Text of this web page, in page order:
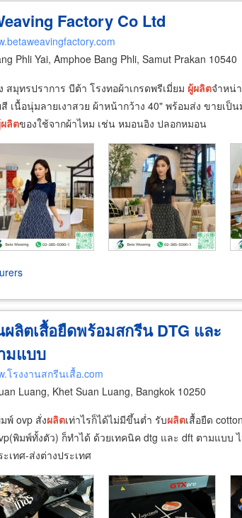
Factory Co Ltd
Phli Yai, Amphoe Bang Phli, Samut Prakan 10540
สมุทรปราการ บีต้า โรงทอผ้าเกรดพรีเมี่ยม ผู้ผลิตจำหน่
เนื้อนุ่มลายเงาสวย ผ้าหน้ากว้าง 40" พร้อมส่ง ขายเป็
ผลิตของใช้จากผ้าไหม เช่น หมอนอิง ปลอกหมอน
ผลิตเสื้อยืดพร้อมสกรีน DTG และ
มแบบ
โรงงานสกรีนเสื้อ.com
Luang, Khet Suan Luang, Bangkok 10250
พ์ ovp สั่งผลิตเท่าไรก็ได้ไม่มีขึ้นต่ำ รับผลิตเสื้อยืด
พิมพ์ทั้งตัว) ก็ทำได้ ด้วยเทคนิค dtg และ dft ตามแบ
เทศ-ส่งต่างประเทศ